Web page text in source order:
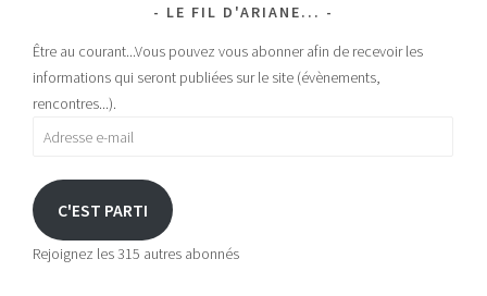
LE FIL D'ARIANE...
Être au courant...Vous pouvez vous abonner afin de recevoir les
informations qui seront publiées sur le site (évènements,
rencontres...).
Adresse
mail
C'EST PARTI
Rejoignez les 315 autres abonnés